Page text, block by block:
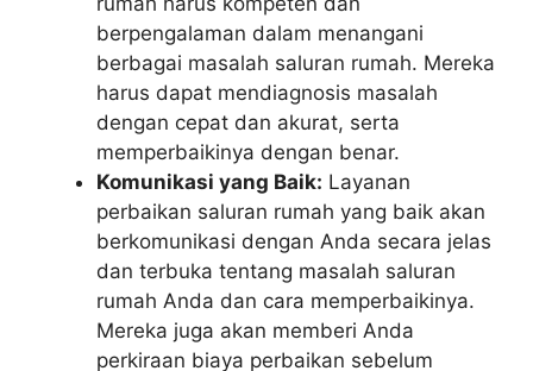
berpengalaman dalam menangani
berbagai masalah saluran rumah. Mereka
harus dapat mendiagnosis masalah
dengan cepat dan akurat, serta
memperbaikinya dengan benar.
Komunikasi yang Baik: Layanan
perbaikan saluran rumah yang baik akan
berkomunikasi dengan Anda secara jelas
dan terbuka tentang masalah saluran
rumah Anda dan cara memperbaikinya.
Mereka juga akan memberi Anda
perkiraan biaya perbaikan sebelum